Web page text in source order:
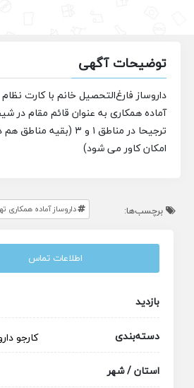
توضیحات آگهی
داروساز فارغ‌التحصیل خانم با کارت نظام
آماده همکاری به عنوان قائم مقام
ترجیحا در مناطق ۱ و ۳
امکان کاور می شود)
برچسب‌ها: داروساز آماده همکاری
اطلاعات تماس
بازدید
دسته‌بندی
کارجو
استان / شهر